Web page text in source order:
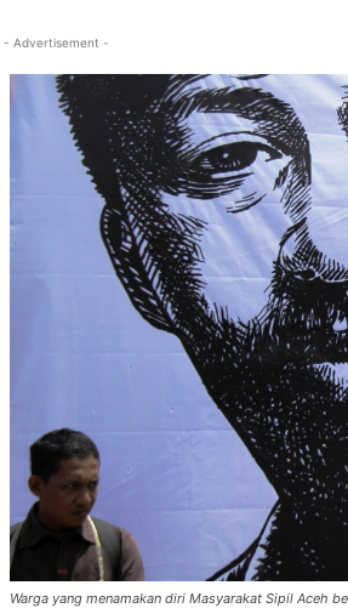
- Advertisement -
Warga yang menamakan diri Masyarakat Sipil Aceh